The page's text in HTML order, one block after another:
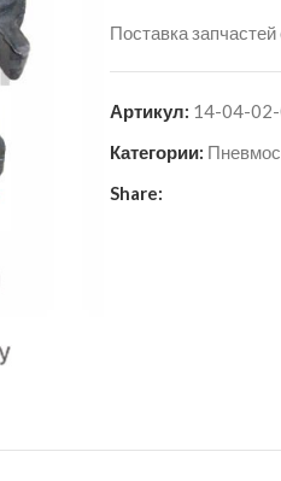
Поставка
Артикул: 14-04-
Категории:
Share: